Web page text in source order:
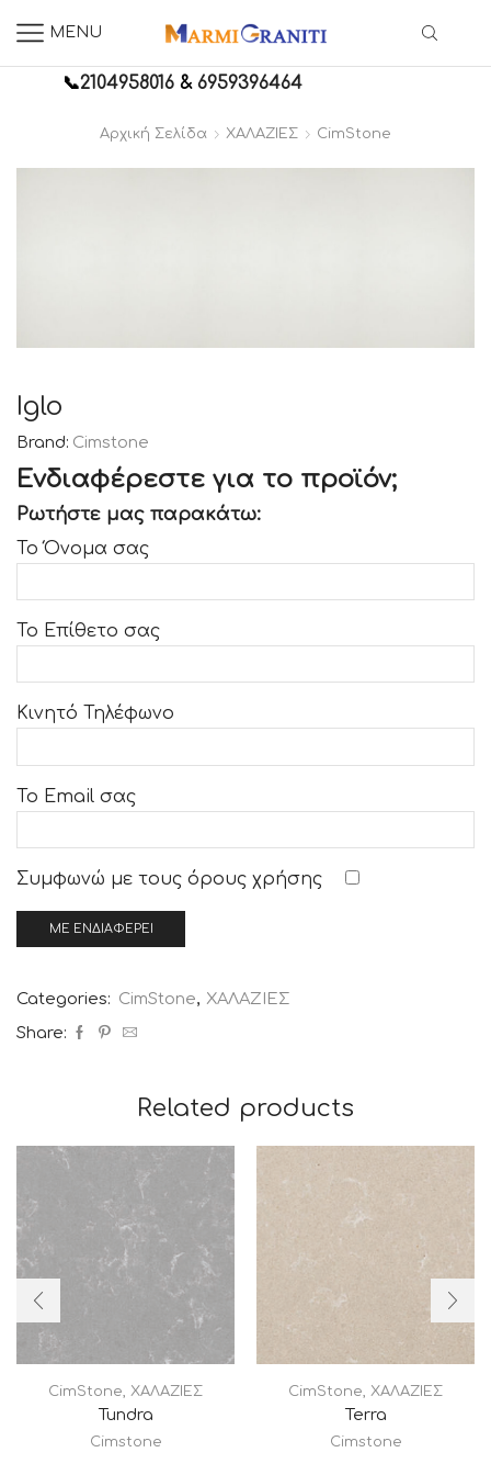
MENU
📞2104958016 &6959396464
Αρχική Σελίδα ΧΑΛΑΖΙΕΣ CimStone
Iglo
Brand: Cimstone
Ενδιαφέρεστε για το προϊόν;
Ρωτήστε μας παρακάτω:
Το Όνομα σας
Το Επίθετο σας
Κινητό Τηλέφωνο
Το Email σας
Συμφωνώ με τους όρους χρήσης
Categories: CimStone, ΧΑΛΑΖΙΕΣ
Share:
Related products
CimStone, ΧΑΛΑΖΙΕΣ
Tundra
Cimstone
CimStone, ΧΑΛΑΖΙΕΣ
Terra
Cimstone